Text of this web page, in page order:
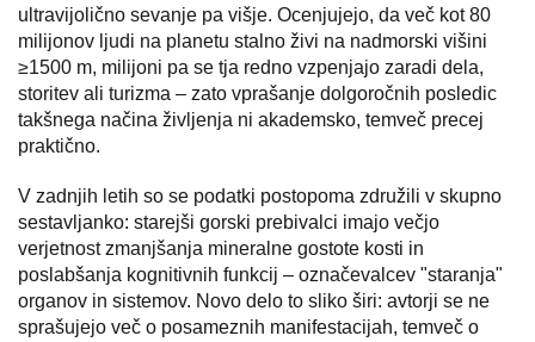
ultravijolično sevanje pa višje. Ocenjujejo, da več kot 80
milijonov ljudi na planetu stalno živi na nadmorski višini
≥1500 m, milijoni pa se tja redno vzpenjajo zaradi dela,
storitev ali turizma – zato vprašanje dolgoročnih posledic
takšnega načina življenja ni akademsko, temveč precej
praktično.
V zadnjih letih so se podatki postopoma združili v skupno
sestavljanko: starejši gorski prebivalci imajo večjo
verjetnost zmanjšanja mineralne gostote kosti in
poslabšanja kognitivnih funkcij – označevalcev "staranja"
organov in sistemov. Novo delo to sliko širi: avtorji se ne
sprašujejo več o posameznih manifestacijah, temveč o